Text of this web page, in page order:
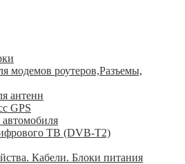
модемов роутеров,Разъемы,
антенн
GPS
ТВ (DVB-T2)
Кабели. Блоки питания